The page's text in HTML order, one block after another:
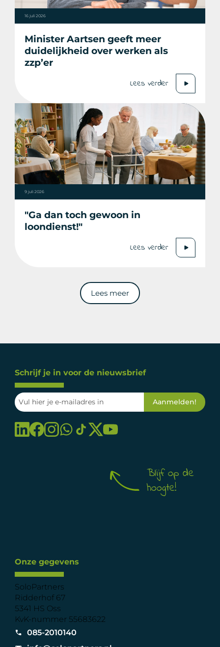
16 juli 2026
Minister Aartsen geeft meer
duidelijkheid over werken als
zzp’er
Lees verder
9 juli 2026
"Ga dan toch gewoon in
loondienst!"
Lees verder
Lees meer
Onze gegevens
SoloPartners
Ridderhof 67
5341 HS Oss
KvK-nummer 55683622
085-2010140
Schrijf je in voor de nieuwsbrief
Blijf op de
hoogte!